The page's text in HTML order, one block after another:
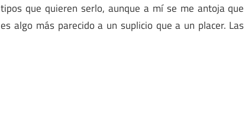
tipos que quieren serlo, aunque a mí se me antoja que
es algo más parecido a un suplicio que a un placer. Las